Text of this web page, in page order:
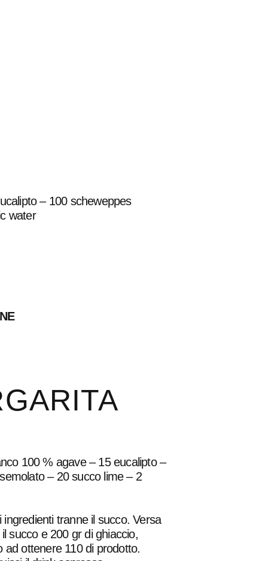
– 100 scheweppes
water
100 % agave – 15 eucalipto –
– 20 succo lime – 2
ingredienti tranne il succo. Versa
succo e 200 gr di ghiaccio,
ad ottenere 110 di prodotto.